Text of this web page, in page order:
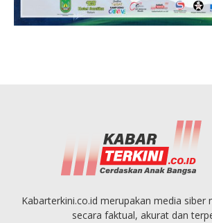
Kabarterkini.co.id merupakan media siber
secara faktual, akurat dan